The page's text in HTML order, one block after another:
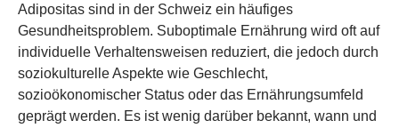
Adipositas sind in der Schweiz ein häufiges
Gesundheitsproblem. Suboptimale Ernährung wird oft auf
individuelle Verhaltensweisen reduziert, die jedoch durch
soziokulturelle Aspekte wie Geschlecht,
sozioökonomischer Status oder das Ernährungsumfeld
geprägt werden. Es ist wenig darüber bekannt, wann und